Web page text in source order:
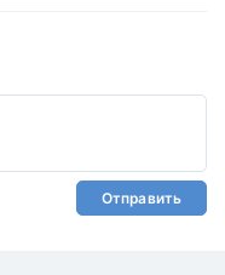
Отправить